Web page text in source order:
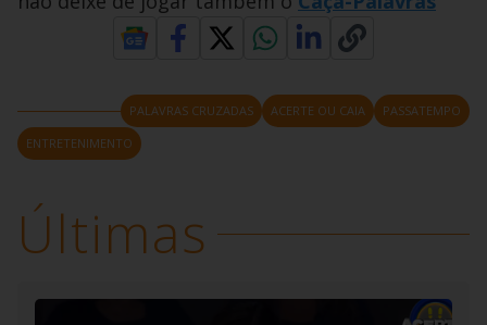
Orgão do corpo usado para se locomover.
Matogrosso: Se correr o bicho pega se ficar...
Pode ser uma das áreas de quadra de basquete ou
22. Assim é chamado o pai que vive elogiando e
cuidando dos filhos
▶
39. Assim é chamado o valor pago por um dia de
46. Complete o famoso ditado popular. Gentileza gera...
52. Número que ocupa a primeira posição.
PALAVRAS CRUZADAS ACERTE OU CAIA
PASSATEMPO
ENTRETENIMENTO
Últimas